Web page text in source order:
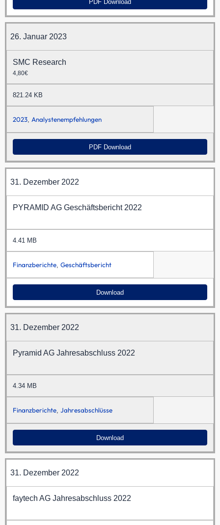
PDF Download
26. Januar 2023
SMC Research
4,80€
821.24 KB
2023, Analystenempfehlungen
PDF Download
31. Dezember 2022
PYRAMID AG Geschäftsbericht 2022
4.41 MB
Finanzberichte, Geschäftsbericht
Download
31. Dezember 2022
Pyramid AG Jahresabschluss 2022
4.34 MB
Finanzberichte, Jahresabschlüsse
Download
31. Dezember 2022
faytech AG Jahresabschluss 2022